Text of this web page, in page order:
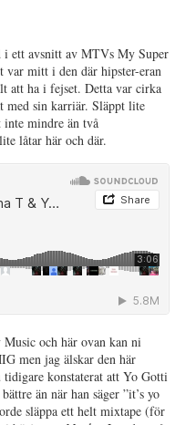
i ett avsnitt av MTVs My Super
var mitt i den där hipster-eran
att ha i fejset. Detta var cirka
med sin karriär. Släppt lite
inte mindre än två
låtar här och där.
Music och här ovan kan ni
men jag älskar den här
konstaterat att Yo Gotti
än när han säger ”it’s yo
släppa ett helt mixtape (för